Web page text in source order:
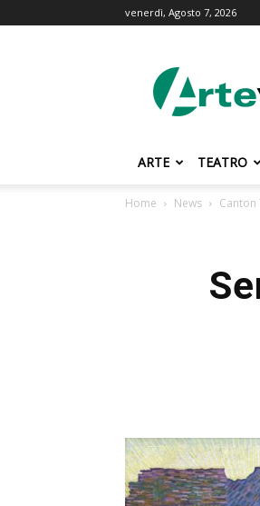
venerdì, Agosto 7, 2026
ARTE TEATRO
Home News Canton